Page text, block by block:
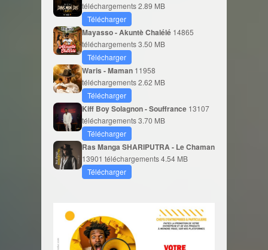
téléchargements2.89 MB
Télécharger
Mayasso - Akuntè Chalélé 14865
téléchargements3.50 MB
Télécharger
Waris - Maman 11958
téléchargements2.62 MB
Télécharger
Kiff Boy Solagnon - Souffrance 13107
téléchargements3.70 MB
Télécharger
Ras Manga SHARIPUTRA - Le Chaman
13901 téléchargements4.54 MB
Télécharger